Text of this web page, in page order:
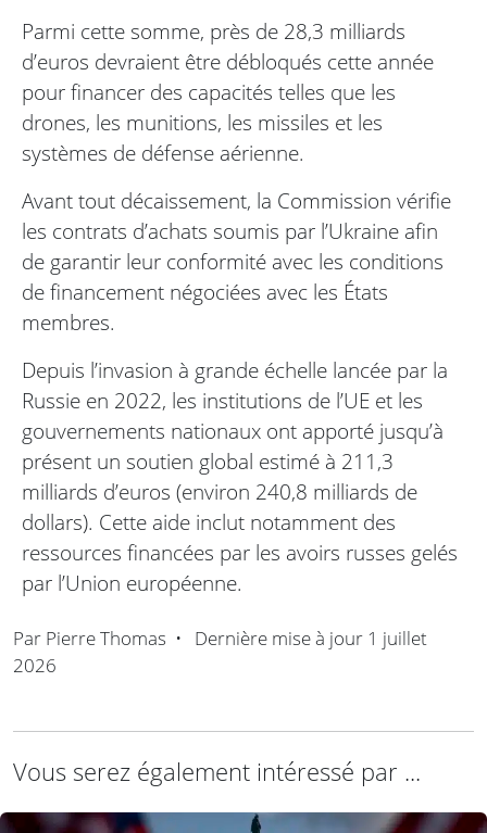
Parmi cette somme, près de 28,3 milliards
d’euros devraient être débloqués cette année
pour financer des capacités telles que les
drones, les munitions, les missiles et les
systèmes de défense aérienne.
Avant tout décaissement, la Commission vérifie
les contrats d’achats soumis par l’Ukraine afin
de garantir leur conformité avec les conditions
de financement négociées avec les États
membres.
Depuis l’invasion à grande échelle lancée par la
Russie en 2022, les institutions de l’UE et les
gouvernements nationaux ont apporté jusqu’à
présent un soutien global estimé à 211,3
milliards d’euros (environ 240,8 milliards de
dollars). Cette aide inclut notamment des
ressources financées par les avoirs russes gelés
par l’Union européenne.
Par Pierre Thomas • Dernière mise à jour 1 juillet
2026
Vous serez également intéressé par ...